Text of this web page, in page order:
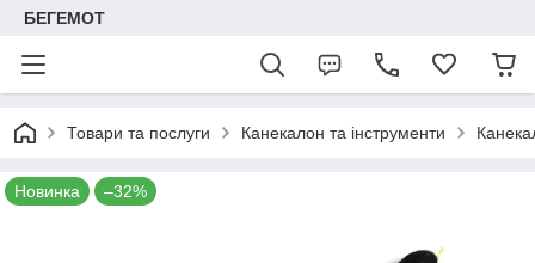
БЕГЕМОТ
Товари та послуги Канекалон та інструменти
Новинка –32%